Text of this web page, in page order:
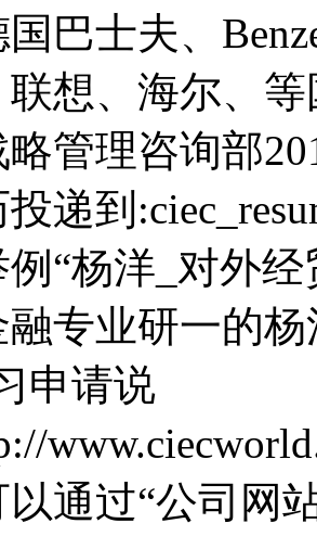
国巴士夫、
联想、海尔、
略管理咨询部
递到
“杨洋_对外
融专业研一的
申请说
通过“公司网